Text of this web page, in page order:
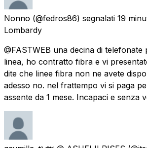
Nonno (@fedros86) segnalati 19
Lombardy
@FASTWEB una decina di
linea, ho contratto fibra e vi
dite che linee fibra non ne avete
adesso no. nel frattempo vi si paga
assente da 1 mese. Incapaci e senza